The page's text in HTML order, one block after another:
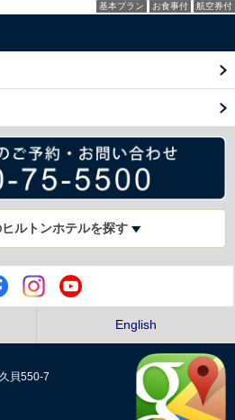
基本プラン お食事付 航空券付
ルトンホテルを探す
English
貝550-7